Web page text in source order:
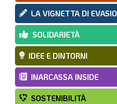
LA VIGNETTA DI EVASIO
SOLIDARIETÀ
IDEE E DINTORNI
INARCASSA INSIDE
SOSTENIBILITÀ